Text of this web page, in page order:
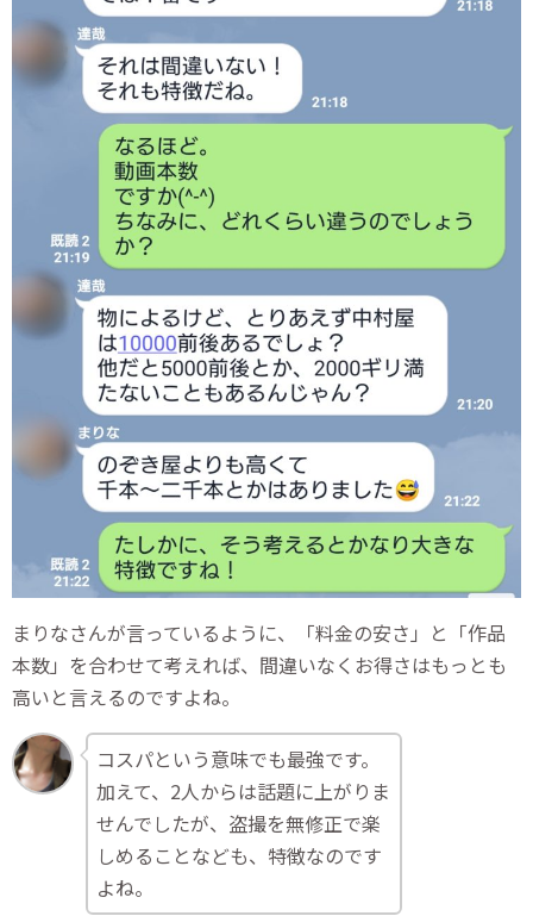
まりなさんが言っているように、「料金の安さ」と「作品
本数」を合わせて考えれば、間違いなくお得さはもっとも
高いと言えるのですよね。
コスパという意味でも最強です。
加えて、2人からは話題に上がりま
せんでしたが、盗撮を無修正で楽
しめることなども、特徴なのです
よね。